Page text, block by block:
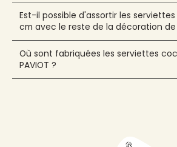
Est-il possible d'assortir les
cm avec le reste de la décoration
Où sont fabriquées les serviettes
PAVIOT ?